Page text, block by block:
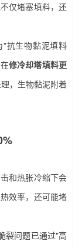
仅堵塞填料，还
"抗生物黏泥填料
修冷却塔填料更
，生物黏泥附着
和热胀冷缩下会
效率，还可能堵
裂问题已通过"高